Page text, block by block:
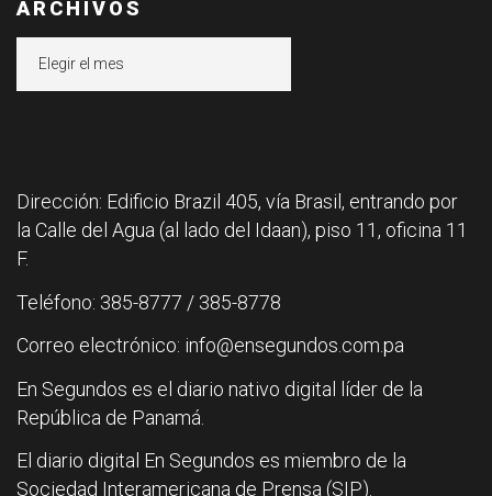
ARCHIVOS
Dirección: Edificio Brazil 405, vía Brasil, entrando por
la Calle del Agua (al lado del Idaan), piso 11, oficina 11
F.
Teléfono: 385-8777 / 385-8778
Correo electrónico: info@ensegundos.com.pa
En Segundos es el diario nativo digital líder de la
República de Panamá.
El diario digital En Segundos es miembro de la
Sociedad Interamericana de Prensa (SIP).